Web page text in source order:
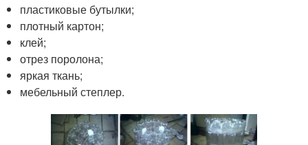
пластиковые бутылки;
плотный картон;
клей;
отрез поролона;
яркая ткань;
мебельный степлер.